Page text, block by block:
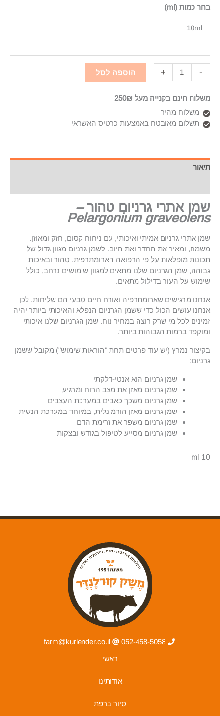
בחר כמות (ml)
10ml
-
+ הוספה לסל
משלוח חינם בקנייה מעל 250₪
משלוח מהיר
תשלום מאובטח באמצעות כרטיס האשראי
תיאור
שמן אתרי גרניום טהור–
Pelargonium graveolens
שמן אתרי גרניום אמיתי ואיכותי, עם ניחוח קסום, חזק ומאוזן.
משמח, ומאיר את החדר ואת היום. לשמן גרניום מגוון גדול של
תכונות מופלאות על פי הרפואה הארומתרפית. טהור ובאיכות
גבוהה, שמן הגרניום שלנו מתאים למגוון שימושים נרחב, כולל
שימוש על העור בדילול מתאים.
אנחנו מרגישים שארומתרפיה ואורח חיים טבעי הם שליחות. לכן
אנחנו עושים הכול כדי ששמן הגרניום הנפלא והאיכותי ביותר יהיה
זמינים לכל מי שרק רוצה במחיר נוח. שמן הגרניום שלנו איכותי
ומוקפד ברמות הגבוהות ביותר.
בקיצור נמרץ (יש עוד פרטים תחת "הוראות שימוש") מקובל ששמן
גרניום:
שמן גרניום הוא אנטי-דלקתי
שמן גרניום מאזן את מצב הרוח ומרגיע
שמן גרניום משכך כאבים במערכת העצבים
שמן גרניום מאזן הורמונלית, במיוחד במערכת הנשית
שמן גרניום משפר את זרימת הדם
שמן גרניום מסייע לטיפול בגודש ובצקות
10 ml
052-458-5058
farm@kurlender.co.il
ראשי
אודותינו
סיור ברפת